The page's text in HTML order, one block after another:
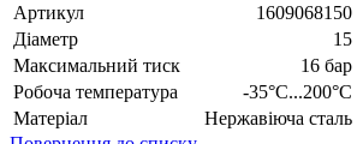
Артикул
1609068150
Діаметр
15
Максимальний тиск
16 бар
Робоча температура
-35°C...200°C
Матеріал
Нержавіюча сталь